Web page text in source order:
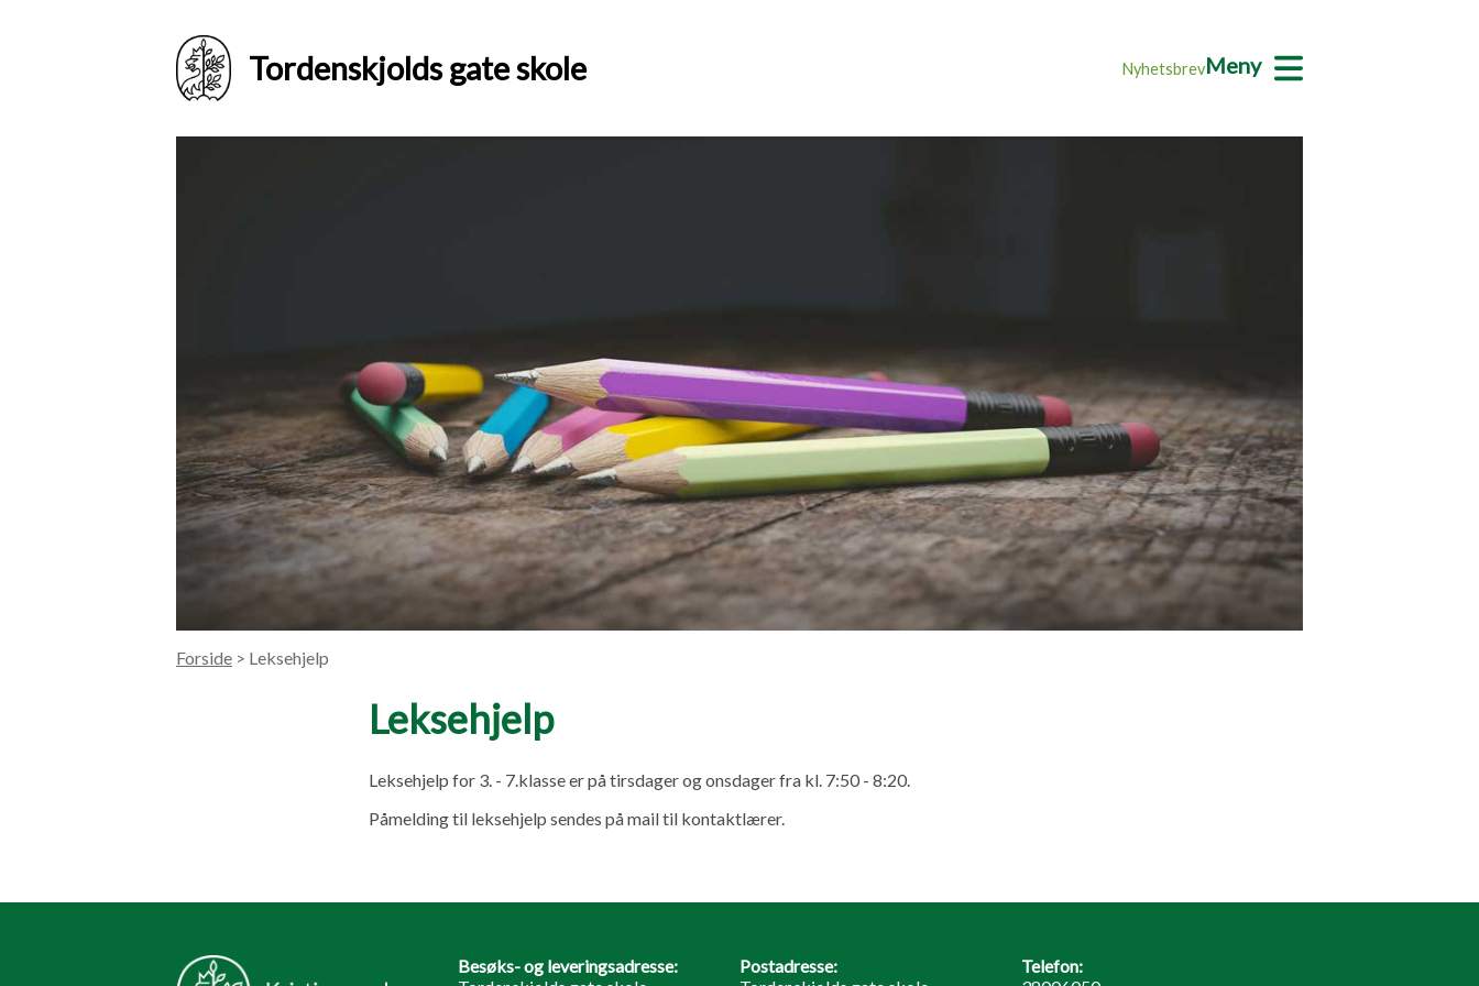
Tordenskjolds gate skole NyhetsbrevMeny
Forside > Leksehjelp
Leksehjelp
Leksehjelp for 3. - 7.klasse er på tirsdager og onsdager fra kl. 7:50 - 8:20.
Påmelding til leksehjelp sendes på mail til kontaktlærer.
Besøks- og leveringsadresse:
Postadresse:
Telefon: